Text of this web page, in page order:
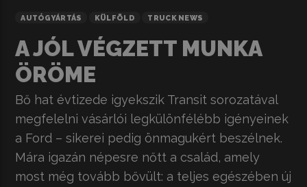
AUTÓGYÁRTÁS KÜLFÖLD TRUCK NEWS
A JÓL VÉGZETT MUNKA
ÖRÖME
Bő hat évtizede igyekszik Transit sorozatával
megfelelni vásárlói legkülönfélébb igényeinek
a Ford – sikerei pedig önmagukért beszélnek.
Mára igazán népesre nőtt a család, amely
most még tovább bővült: a teljes egészében új